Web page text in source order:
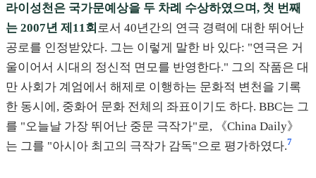
라이성천은 국가문예상을 두 차례 수상하였으며, 첫 번째
는 2007년 제11회 로서 40년간의 연극 경력에 대한 뛰어난
공로를 인정받았다. 그는 이렇게 말한 바 있다: "연극은 거
울이어서 시대의 정신적 면모를 반영한다." 그의 작품은 대
만 사회가 계엄에서 해제로 이행하는 문화적 변천을 기록
한 동시에, 중화어 문화 전체의 좌표이기도 하다. BBC는 그
를 "오늘날 가장 뛰어난 중문 극작가"로, 《China Daily》
는 그를 "아시아 최고의 극작가 감독"으로 평가하였다.7